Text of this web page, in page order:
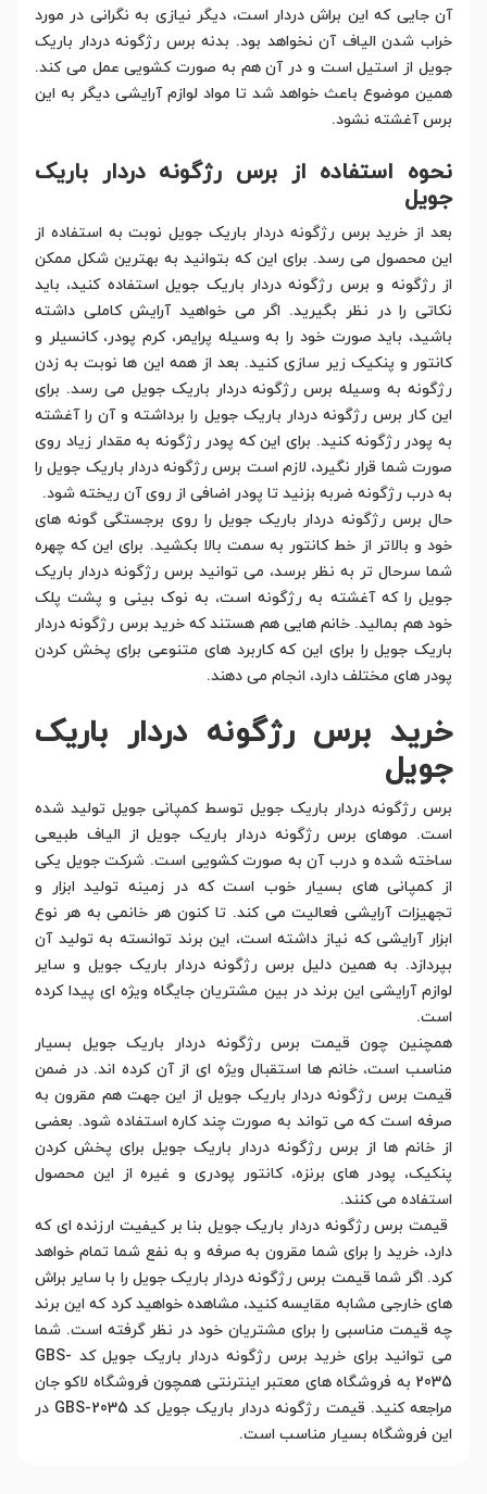
آن جایی که این براش دردار است، دیگر نیازی به نگرانی در مورد
خراب شدن الیاف آن نخواهد بود. بدنه برس رژگونه دردار باریک
جویل از استیل است و در آن هم به صورت کشویی عمل می کند.
همین موضوع باعث خواهد شد تا مواد لوازم آرایشی دیگر به این
برس آغشته نشود.
نحوه استفاده از برس رژگونه دردار باریک
جویل
بعد از خرید برس رژگونه دردار باریک جویل نوبت به استفاده از
این محصول می رسد. برای این که بتوانید به بهترین شکل ممکن
از رژگونه و برس رژگونه دردار باریک جویل استفاده کنید، باید
نکاتی را در نظر بگیرید. اگر می خواهید آرایش کاملی داشته
باشید، باید صورت خود را به وسیله پرایمر، کرم پودر، کانسیلر و
کانتور و پنکیک زیر سازی کنید. بعد از همه این ها نوبت به زدن
رژگونه به وسیله برس رژگونه دردار باریک جویل می رسد. برای
این کار برس رژگونه دردار باریک جویل را برداشته و آن را آغشته
به پودر رژگونه کنید. برای این که پودر رژگونه به مقدار زیاد روی
صورت شما قرار نگیرد، لازم است برس رژگونه دردار باریک جویل را
به درب رژگونه ضربه بزنید تا پودر اضافی از روی آن ریخته شود.
حال برس رژگونه دردار باریک جویل را روی برجستگی گونه های
خود و بالاتر از خط کانتور به سمت بالا بکشید. برای این که چهره
شما سرحال تر به نظر برسد، می توانید برس رژگونه دردار باریک
جویل را که آغشته به رژگونه است، به نوک بینی و پشت پلک
خود هم بمالید. خانم هایی هم هستند که خرید برس رژگونه دردار
باریک جویل را برای این که کاربرد های متنوعی برای پخش کردن
پودر های مختلف دارد، انجام می دهند.
خرید برس رژگونه دردار باریک
جویل
برس رژگونه دردار باریک جویل توسط کمپانی جویل تولید شده
است. موهای برس رژگونه دردار باریک جویل از الیاف طبیعی
ساخته شده و درب آن به صورت کشویی است. شرکت جویل یکی
از کمپانی های بسیار خوب است که در زمینه تولید ابزار و
تجهیزات آرایشی فعالیت می کند. تا کنون هر خانمی به هر نوع
ابزار آرایشی که نیاز داشته است، این برند توانسته به تولید آن
بپردازد. به همین دلیل برس رژگونه دردار باریک جویل و سایر
لوازم آرایشی این برند در بین مشتریان جایگاه ویژه ای پیدا کرده
است.
همچنین چون قیمت برس رژگونه دردار باریک جویل بسیار
مناسب است، خانم ها استقبال ویژه ای از آن کرده اند. در ضمن
قیمت برس رژگونه دردار باریک جویل از این جهت هم مقرون به
صرفه است که می تواند به صورت چند کاره استفاده شود. بعضی
از خانم ها از برس رژگونه دردار باریک جویل برای پخش کردن
پنکیک، پودر های برنزه، کانتور پودری و غیره از این محصول
استفاده می کنند.
قیمت برس رژگونه دردار باریک جویل بنا بر کیفیت ارزنده ای که
دارد، خرید را برای شما مقرون به صرفه و به نفع شما تمام خواهد
کرد. اگر شما قیمت برس رژگونه دردار باریک جویل را با سایر براش
های خارجی مشابه مقایسه کنید، مشاهده خواهید کرد که این برند
چه قیمت مناسبی را برای مشتریان خود در نظر گرفته است. شما
می توانید برای خرید برس رژگونه دردار باریک جویل کد GBS-
2035 به فروشگاه های معتبر اینترنتی همچون فروشگاه لاکو جان
مراجعه کنید. قیمت رژگونه دردار باریک جویل کد GBS-2035 در
این فروشگاه بسیار مناسب است.